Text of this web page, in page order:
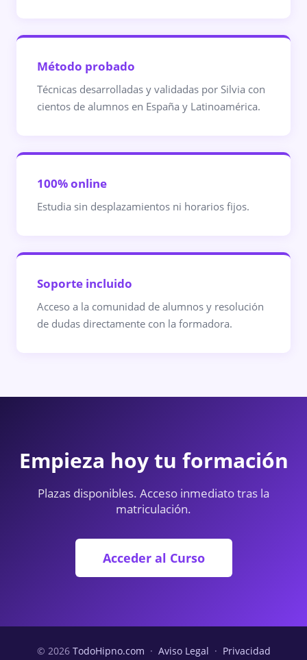
Método probado
Técnicas desarrolladas y validadas por Silvia con
cientos de alumnos en España y Latinoamérica.
100% online
Estudia sin desplazamientos ni horarios fijos.
Soporte incluido
Acceso a la comunidad de alumnos y resolución
de dudas directamente con la formadora.
Empieza hoy tu formación
Plazas disponibles. Acceso inmediato tras la
matriculación.
Acceder al Curso
© 2026 TodoHipno.com · Aviso Legal · Privacidad